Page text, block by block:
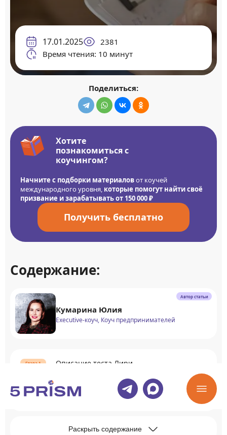
17.01.2025
2381
Время чтения: 10 минут
Поделиться:
Хотите
познакомиться с
коучингом?
Начните с подборки материаловот коучей
международного уровня, которые помогут найти своё
призвание и зарабатывать от 150 000 ₽
Получить бесплатно
Содержание:
Автор статьи
Кумарина Юлия
Executive-коуч, Коуч предпринимателей
Описание теста Лири
Содержание теста Лири
Раскрыть содержание